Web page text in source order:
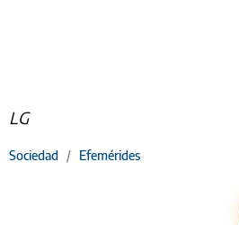
LG
Sociedad / Efemérides